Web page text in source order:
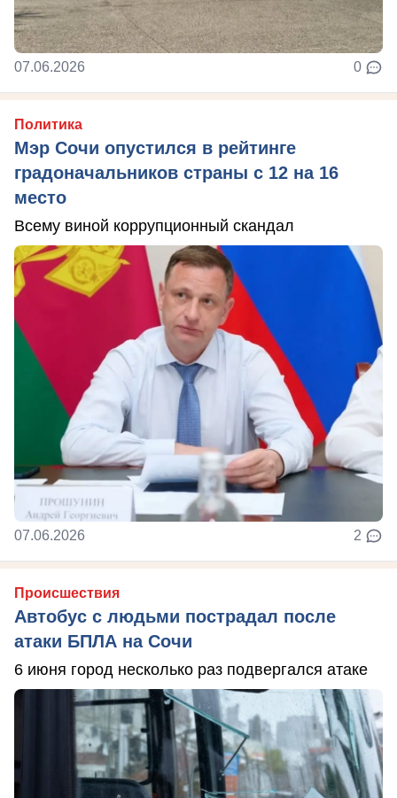
07.06.2026 0
Политика
Мэр Сочи опустился в рейтинге
градоначальников страны с 12 на 16
место
Всему виной коррупционный скандал
07.06.2026 2
Происшествия
Автобус с людьми пострадал после
атаки БПЛА на Сочи
6 июня город несколько раз подвергался атаке